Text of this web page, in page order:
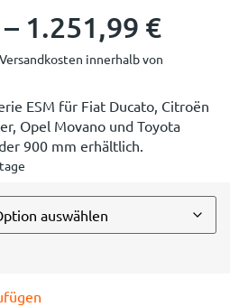
– 1.251,99 €
Versandkosten innerhalb von
ESM für Fiat Ducato, Citroën
Opel Movano und Toyota
900 mm erhältlich.